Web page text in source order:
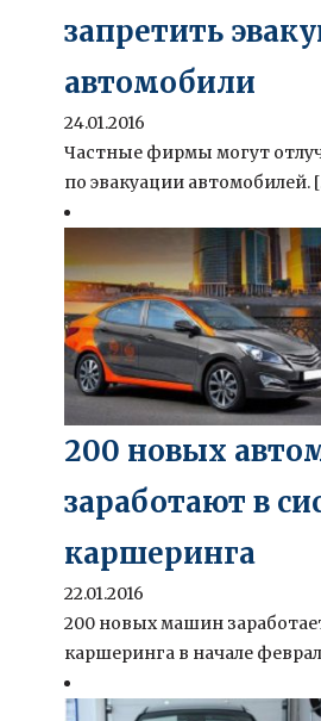
запретить
автомобили
24.01.2016
Частные фирмы могут
по эвакуации автомобилей.
200 новых
заработают в
каршеринга
22.01.2016
200 новых машин
каршеринга в начале